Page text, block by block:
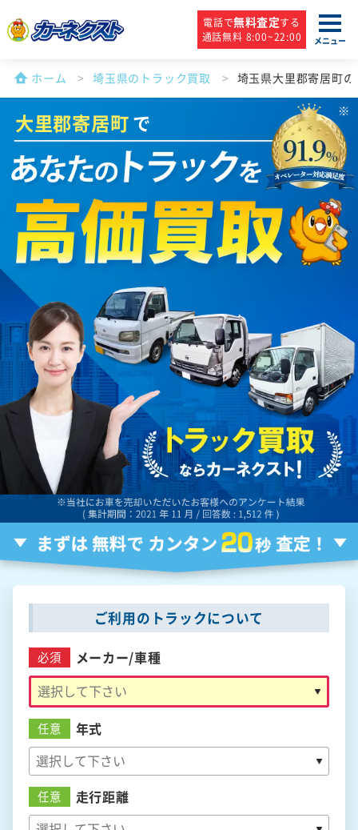
電話で無料査定する
通話無料 8:00~22:00
メニュー
ホーム 埼玉県のトラック買取 埼玉県大里郡寄居町
大里郡寄居町で
ご利用のトラックについて
必須 メーカー/車種
任意 年式
任意 走行距離